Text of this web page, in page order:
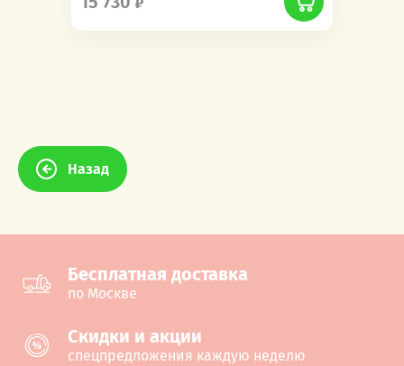
Назад
Бесплатная доставка
по Москве
Cкидки и акции
спецпредложения каждую неделю